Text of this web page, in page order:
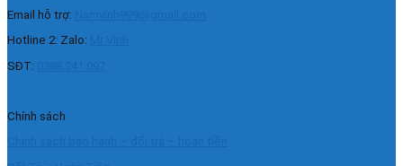
Email hỗ trợ:
Hotline 2: Zalo:
SĐT:
Chính sách